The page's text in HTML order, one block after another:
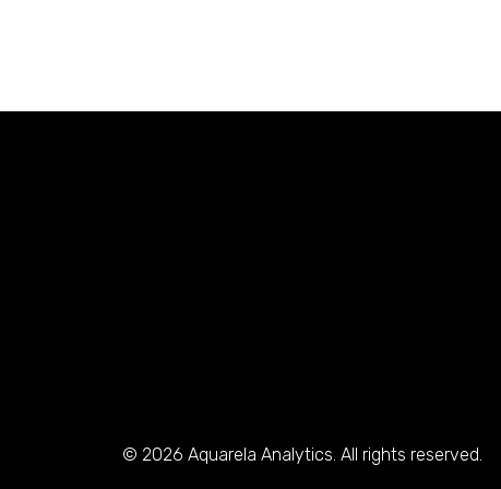
© 2026 Aquarela Analytics. All rights reserved.